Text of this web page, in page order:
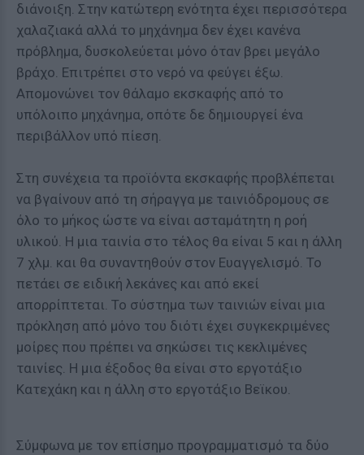
διάνοιξη. Στην κατώτερη ενότητα έχει περισσότερα
χαλαζιακά αλλά το μηχάνημα δεν έχει κανένα
πρόβλημα, δυσκολεύεται μόνο όταν βρει μεγάλο
βράχο. Επιτρέπει στο νερό να φεύγει έξω.
Απομονώνει τον θάλαμο εκσκαφής από το
υπόλοιπο μηχάνημα, οπότε δε δημιουργεί ένα
περιβάλλον υπό πίεση.
Στη συνέχεια τα προϊόντα εκσκαφής προβλέπεται
να βγαίνουν από τη σήραγγα με ταινιόδρομους σε
όλο το μήκος ώστε να είναι ασταμάτητη η ροή
υλικού. Η μια ταινία στο τέλος θα είναι 5 και η άλλη
7 χλμ. και θα συναντηθούν στον Ευαγγελισμό. Το
πετάει σε ειδική λεκάνες και από εκεί
απορρίπτεται. Το σύστημα των ταινιών είναι μια
πρόκληση από μόνο του διότι έχει συγκεκριμένες
μοίρες που πρέπει να σηκώσει τις κεκλιμένες
ταινίες. Η μια έξοδος θα είναι στο εργοτάξιο
Κατεχάκη και η άλλη στο εργοτάξιο Βεϊκου.
Σύμφωνα με τον επίσημο προγραμματισμό τα δύο